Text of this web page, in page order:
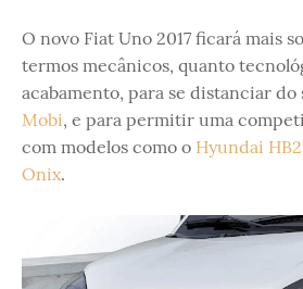
O novo Fiat Uno 2017 ficará mais
termos mecânicos, quanto
acabamento, para se distanciar
Mobi, e para permitir uma
com modelos como o Hyundai
Onix.